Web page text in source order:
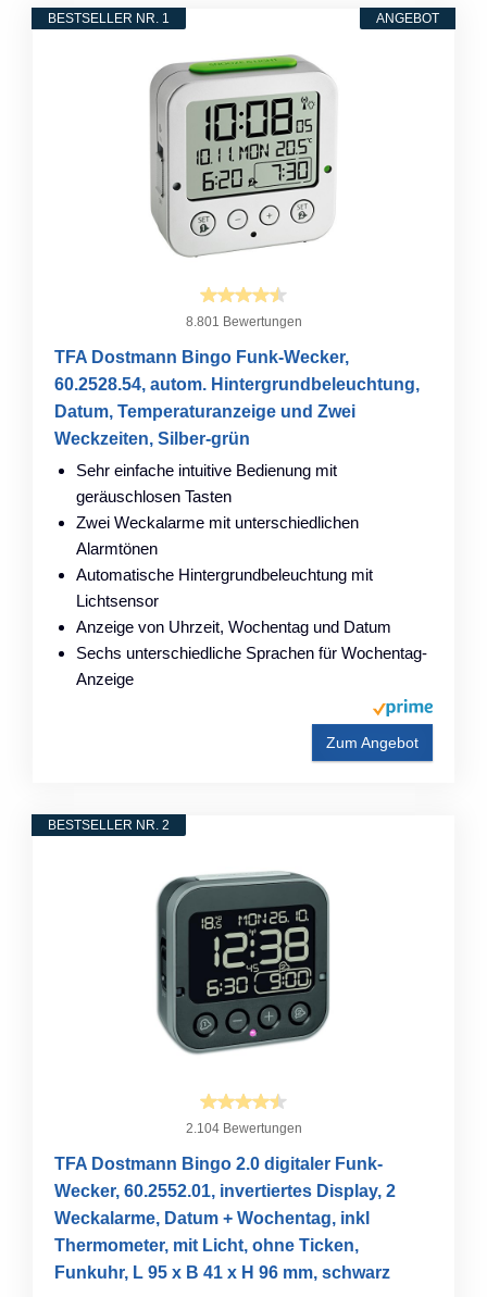
ANGEBOT
BESTSELLER NR. 1
8.801 Bewertungen
TFA Dostmann Bingo Funk-Wecker,
60.2528.54, autom. Hintergrundbeleuchtung,
Datum, Temperaturanzeige und Zwei
Weckzeiten, Silber-grün
Sehr einfache intuitive Bedienung mit
geräuschlosen Tasten
Zwei Weckalarme mit unterschiedlichen
Alarmtönen
Automatische Hintergrundbeleuchtung mit
Lichtsensor
Anzeige von Uhrzeit, Wochentag und Datum
Sechs unterschiedliche Sprachen für Wochentag-
Anzeige
Zum Angebot
BESTSELLER NR. 2
2.104 Bewertungen
TFA Dostmann Bingo 2.0 digitaler Funk-
Wecker, 60.2552.01, invertiertes Display, 2
Weckalarme, Datum + Wochentag, inkl
Thermometer, mit Licht, ohne Ticken,
Funkuhr, L 95 x B 41 x H 96 mm, schwarz